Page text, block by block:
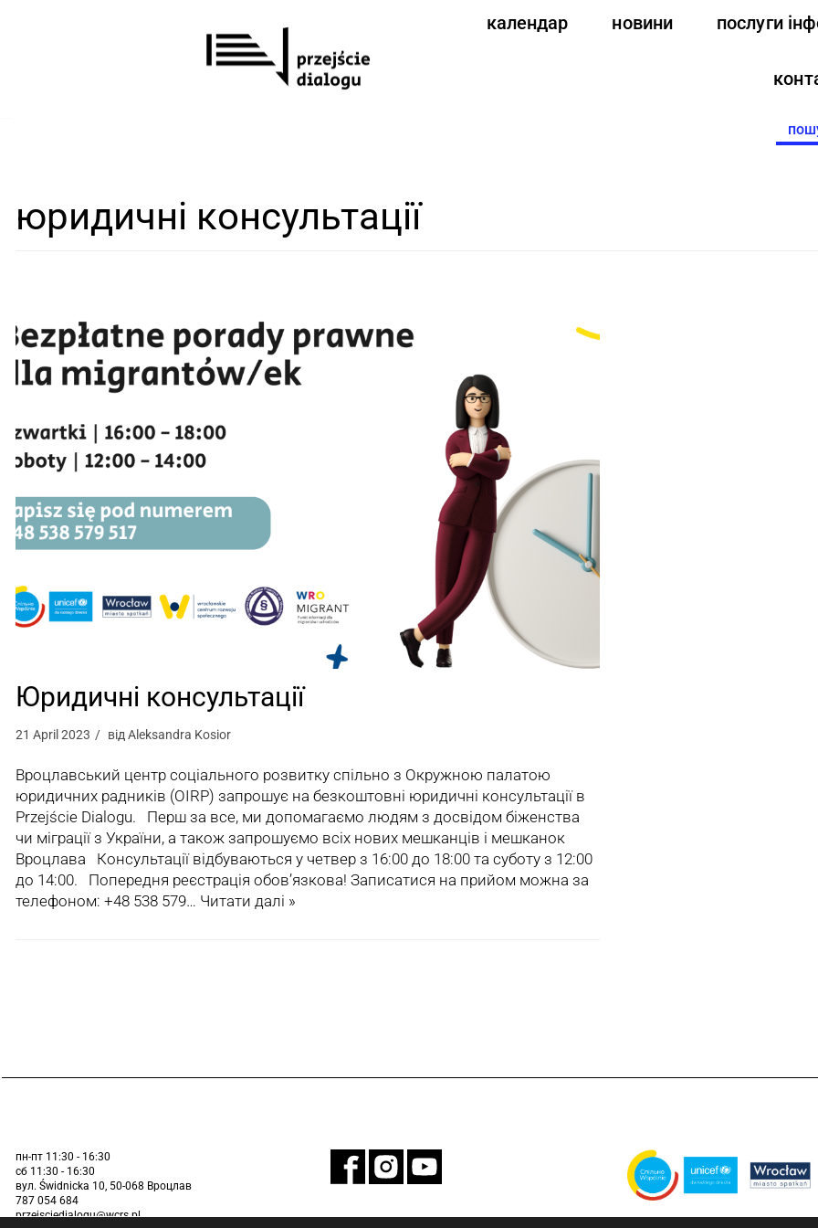
календар новини послуги
for:
юридичні консультації
Юридичні консультації
21 April 2023 відAleksandra Kosior
Вроцлавський центр соціального розвитку спільно з Окружною палатою
юридичних радників (OIRP) запрошує на безкоштовні юридичні консультації в
Przejście Dialogu. Перш за все, ми допомагаємо людям з досвідом біженства
чи міграції з України, а також запрошуємо всіх нових мешканців і мешканок
Вроцлава Консультації відбуваються у четвер з 16:00 до 18:00 та суботу з 12:00
до 14:00. Попередня реєстрація обов’язкова! Записатися на прийом можна за
телефоном: +48 538 579… Читати далі »
пн-пт 11:30 - 16:30
сб 11:30 - 16:30
вул. Świdnicka 10, 50-068 Вроцлав
787 054 684
przejsciedialogu@wcrs.pl